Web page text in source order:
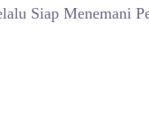
Siap Menemani